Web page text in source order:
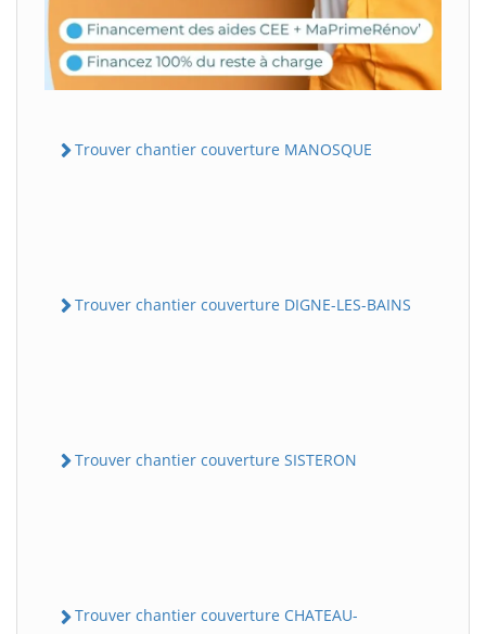
Trouver chantier couverture MANOSQUE
Trouver chantier couverture DIGNE-LES-BAINS
Trouver chantier couverture SISTERON
Trouver chantier couverture CHATEAU-